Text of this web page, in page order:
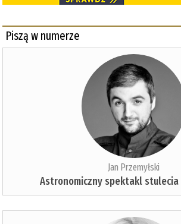
Piszą w numerze
Jan Przemyłski
Astronomiczny spektakl stulecia